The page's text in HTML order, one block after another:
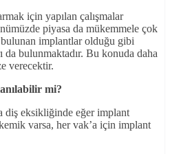
için yapılan çalışmalar
piyasa da mükemmele çok
implantlar olduğu gibi
da bulunmaktadır. Bu konuda daha
verecektir.
mi?
diş eksikliğinde eğer implant
varsa, her vak’a için implant